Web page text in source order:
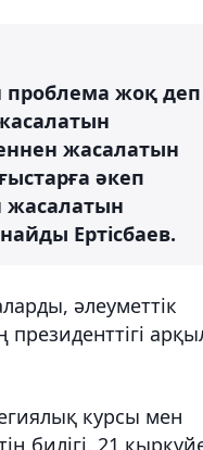
проблема жоқ деп
жасалатын
әкеп
жасалатын
Ертісбаев.
әлеуметтік
курсы мен
билігі. 21